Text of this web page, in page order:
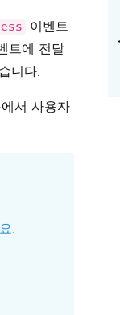
이벤트
트에 전달
니다.
서 사용자
.